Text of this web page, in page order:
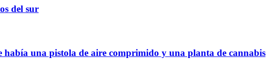
una pistola de aire comprimido y una planta de cannabis
del sur